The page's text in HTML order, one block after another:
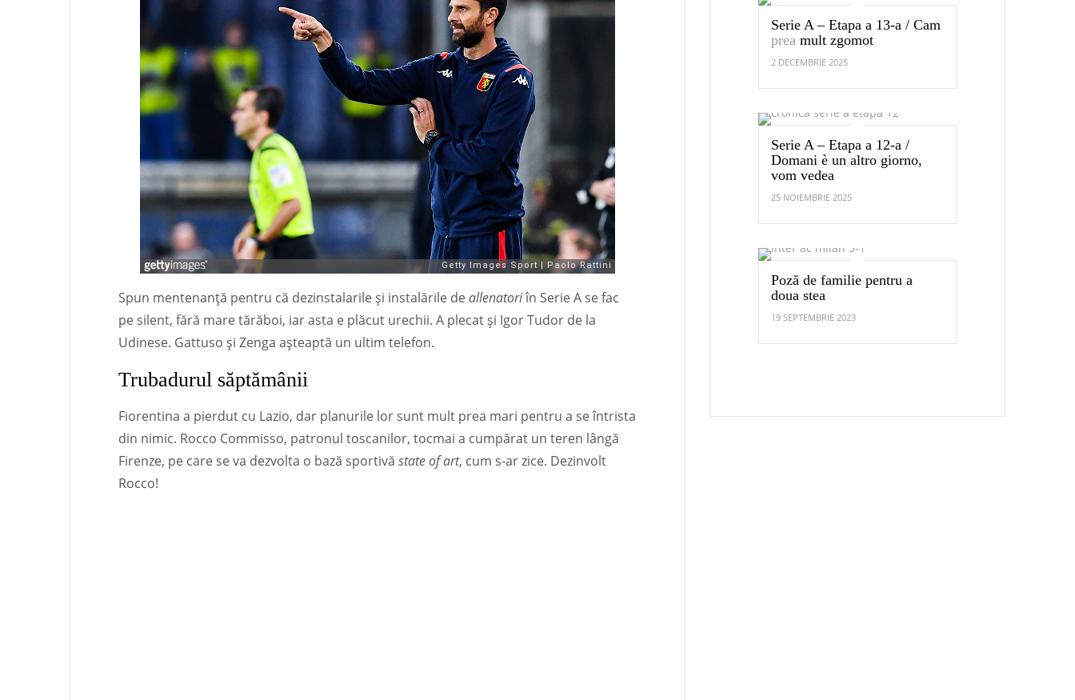
Spun mentenanță pentru că dezinstalarile și instalările deallenatoriîn Serie A se fac
pe silent, fără mare tărăboi, iar asta e plăcut urechii. A plecat și Igor Tudor de la
Udinese. Gattuso și Zenga așteaptă un ultim telefon.
Trubadurul săptămânii
Fiorentina a pierdut cu Lazio, dar planurile lor sunt mult prea mari pentru a se întrista
din nimic. Rocco Commisso, patronul toscanilor, tocmai a cumpărat un teren lângă
Firenze, pe care se va dezvolta o bază sportivă state of art, cum s-ar zice. Dezinvolt
Rocco!
Serie A – Etapa a 13-a / Cam
prea mult zgomot
2 DECEMBRIE 2025
Serie A – Etapa a 12-a /
Domani è un altro giorno,
vom vedea
25 NOIEMBRIE 2025
Poză de familie pentru a
doua stea
19 SEPTEMBRIE 2023